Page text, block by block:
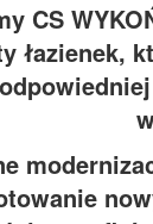
CS
łazienek,